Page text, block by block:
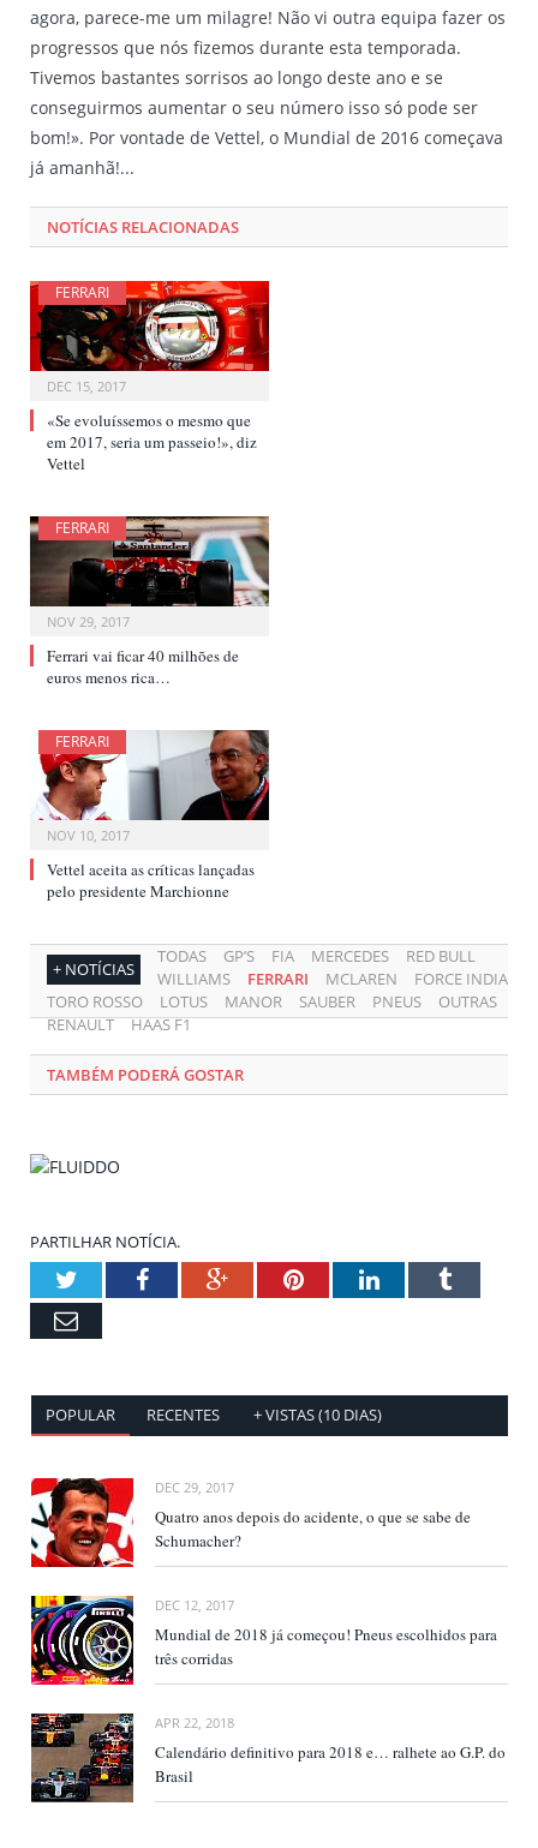
agora, parece-me um milagre! Não vi outra equipa fazer os
progressos que nós fizemos durante esta temporada.
Tivemos bastantes sorrisos ao longo deste ano e se
conseguirmos aumentar o seu número isso só pode ser
bom!». Por vontade de Vettel, o Mundial de 2016 começava
já amanhã!...
NOTÍCIAS RELACIONADAS
FERRARI
DEC 15, 2017
«Se evoluíssemos o mesmo que
em 2017, seria um passeio!», diz
Vettel
FERRARI
NOV 29, 2017
Ferrari vai ficar 40 milhões de
euros menos rica…
FERRARI
NOV 10, 2017
Vettel aceita as críticas lançadas
pelo presidente Marchionne
+ NOTÍCIAS
TODAS GP’S FIA MERCEDES
RED BULL
WILLIAMS
FERRARI MCLAREN
FORCE INDIA
TORO ROSSO
LOTUS MANOR SAUBER PNEUS
OUTRAS
RENAULT
HAAS F1
TAMBÉM PODERÁ GOSTAR
PARTILHAR NOTÍCIA.
TwitterFacebookGoogle+PinterestLinkedInTumblr
Email
POPULAR RECENTES + VISTAS (10 DIAS)
DEC 29, 2017
Quatro anos depois do acidente, o que se sabe de
Schumacher?
DEC 12, 2017
Mundial de 2018 já começou! Pneus escolhidos para
três corridas
APR 22, 2018
Calendário definitivo para 2018 e… ralhete ao G.P. do
Brasil